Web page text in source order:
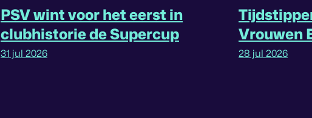
PSV wint voor het eerst in
clubhistorie de Supercup
31 jul 2026
Vrouwen
28 jul 2026